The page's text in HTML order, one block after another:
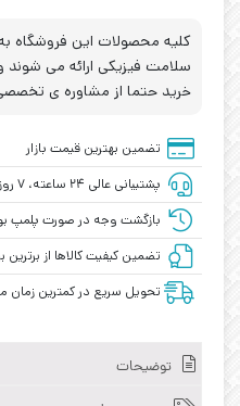
KTS-
WS41142ZZZZ
عدد
کلیه محصولات این فروشگاه
سلامت فیزیکی ارائه می
خرید حتما از مشاوره ی
تضمین بهترین قیمت بازار
پشتیبانی عالی ۲۴ ساعته، ۷ روز هفته
بازگشت وجه در صورت پلمپ
تضمین کیفیت کالاها از برترین
تحویل سریع در کمترین زمان
توضیحات